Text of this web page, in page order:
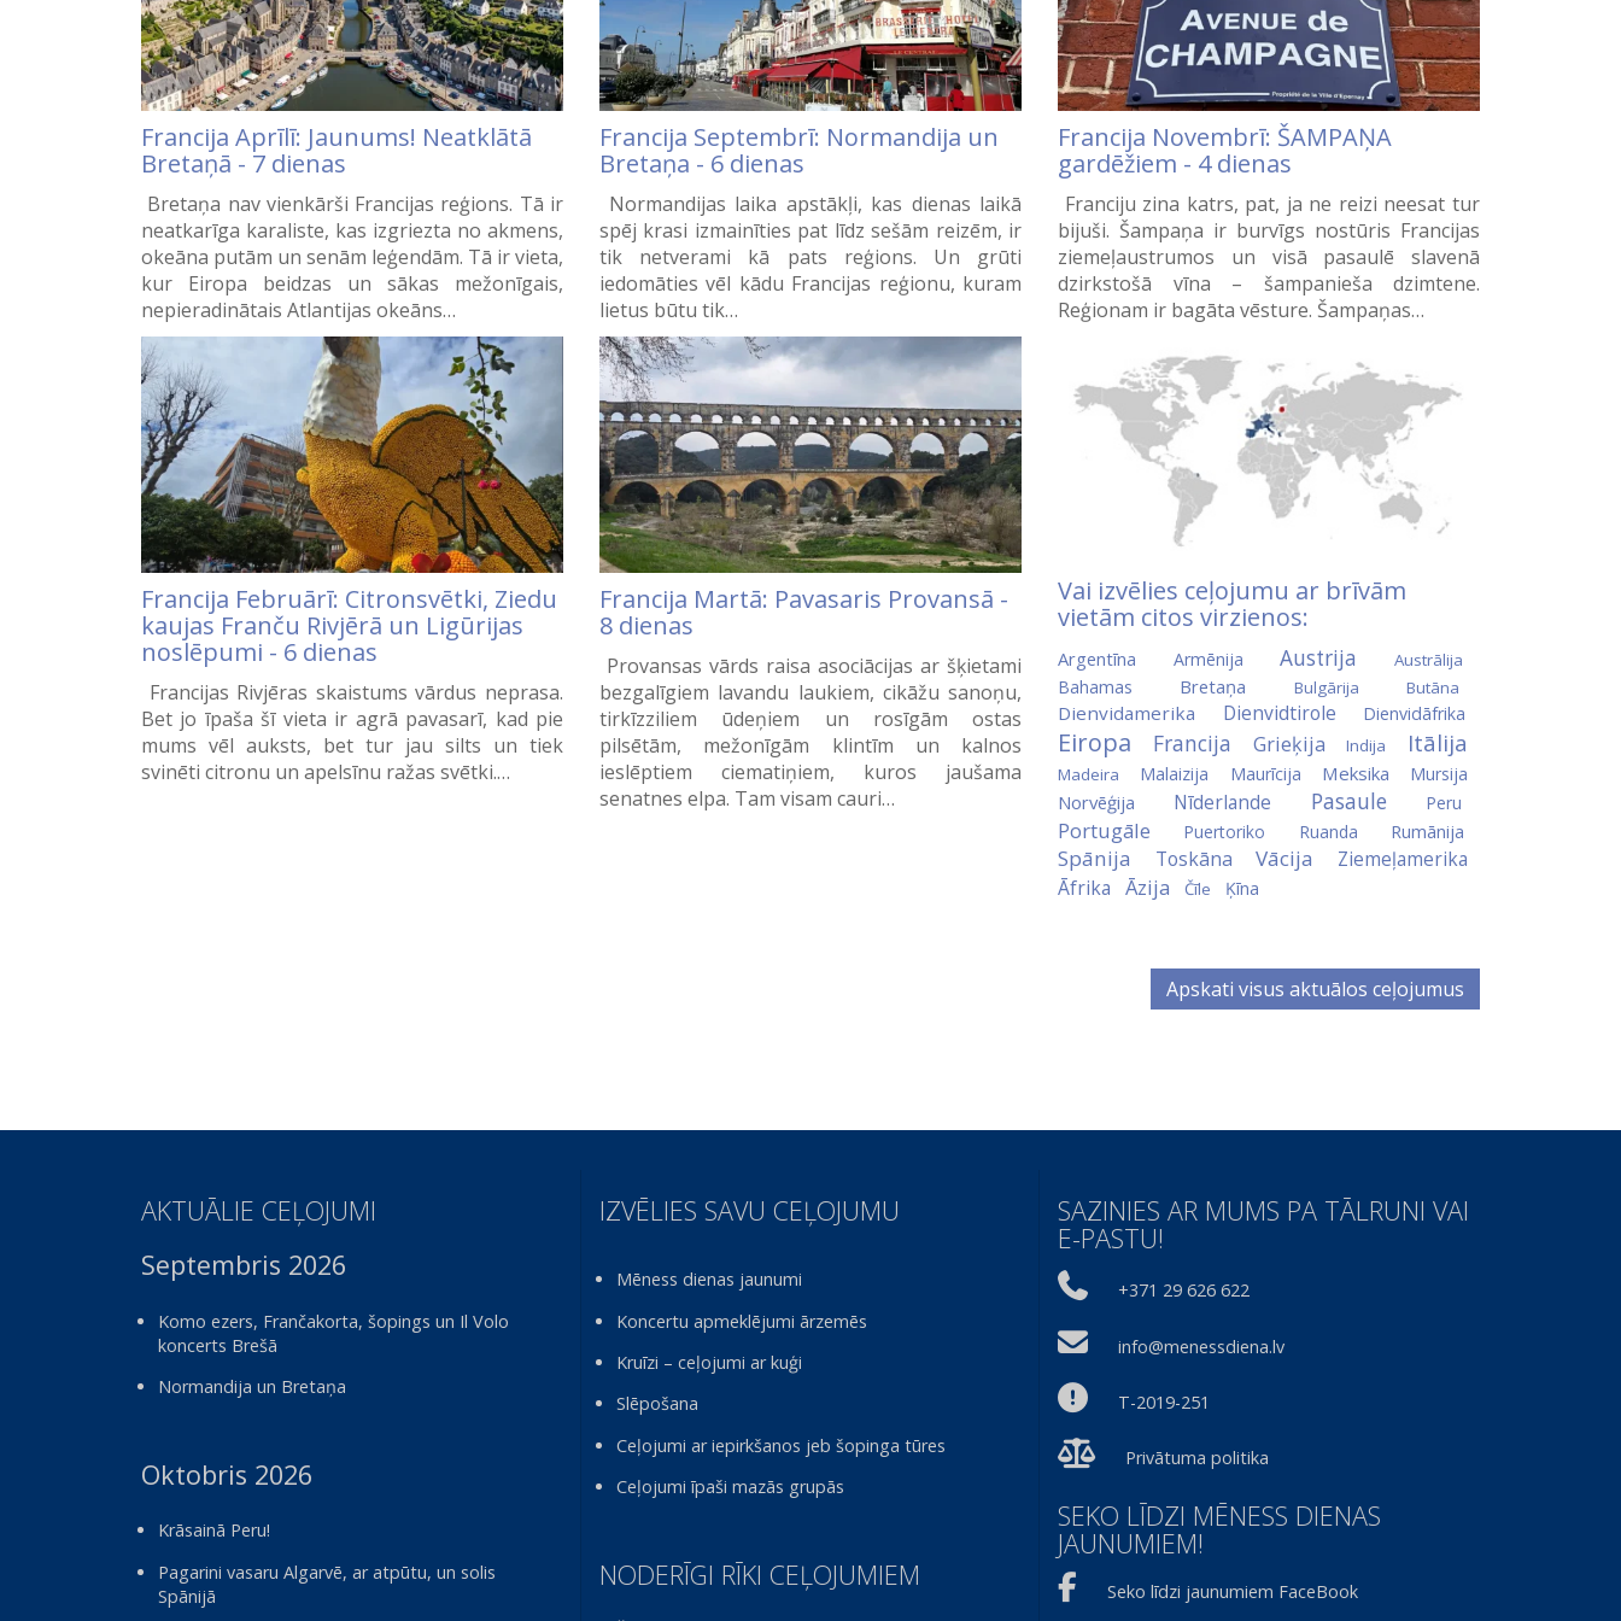
Francija Aprīlī: Jaunums! Neatklātā
Bretaņā - 7 dienas
Bretaņa nav vienkārši Francijas reģions. Tā ir
neatkarīga karaliste, kas izgriezta no akmens,
okeāna putām un senām leģendām. Tā ir vieta,
kur Eiropa beidzas un sākas mežonīgais,
nepieradinātais Atlantijas okeāns…
Francija Septembrī: Normandija un
Bretaņa - 6 dienas
Normandijas laika apstākļi, kas dienas laikā
spēj krasi izmainīties pat līdz sešām reizēm, ir
tik netverami kā pats reģions. Un grūti
iedomāties vēl kādu Francijas reģionu, kuram
lietus būtu tik…
Francija Novembrī: ŠAMPAŅA
gardēžiem - 4 dienas
Franciju zina katrs, pat, ja ne reizi neesat tur
bijuši. Šampaņa ir burvīgs nostūris Francijas
ziemeļaustrumos un visā pasaulē slavenā
dzirkstošā vīna – šampanieša dzimtene.
Reģionam ir bagāta vēsture. Šampaņas…
Francija Februārī: Citronsvētki, Ziedu
kaujas Franču Rivjērā un Ligūrijas
noslēpumi - 6 dienas
Francijas Rivjēras skaistums vārdus neprasa.
Bet jo īpaša šī vieta ir agrā pavasarī, kad pie
mums vēl auksts, bet tur jau silts un tiek
svinēti citronu un apelsīnu ražas svētki.…
Francija Martā: Pavasaris Provansā -
8 dienas
Provansas vārds raisa asociācijas ar šķietami
bezgalīgiem lavandu laukiem, cikāžu sanoņu,
tirkīzziliem ūdeņiem un rosīgām ostas
pilsētām, mežonīgām klintīm un kalnos
ieslēptiem ciematiņiem, kuros jaušama
senatnes elpa. Tam visam cauri…
Vai izvēlies ceļojumu ar brīvām
vietām citos virzienos:
Argentīna Armēnija Austrija Austrālija
Bahamas Bretaņa Bulgārija Butāna
Dienvidamerika Dienvidtirole Dienvidāfrika
Eiropa Francija Grieķija Indija Itālija
Madeira Malaizija Maurīcija Meksika Mursija
Norvēģija Nīderlande Pasaule Peru
Portugāle Puertoriko Ruanda Rumānija
Spānija Toskāna Vācija
Ziemeļamerika
Āfrika Āzija Čīle Ķīna
Apskati visus aktuālos ceļojumus
AKTUĀLIE CEĻOJUMI
Septembris 2026
Komo ezers, Frančakorta, šopings un Il Volo
koncerts Brešā
Normandija un Bretaņa
Oktobris 2026
Krāsainā Peru!
Pagarini vasaru Algarvē, ar atpūtu, un solis
Spānijā
IZVĒLIES SAVU CEĻOJUMU
Mēness dienas jaunumi
Koncertu apmeklējumi ārzemēs
Kruīzi – ceļojumi ar kuģi
Slēpošana
Ceļojumi ar iepirkšanos jeb šopinga tūres
Ceļojumi īpaši mazās grupās
NODERĪGI RĪKI CEĻOJUMIEM
SAZINIES AR MUMS PA TĀLRUNI VAI
E-PASTU!
+371 29 626 622
info@menessdiena.lv
T-2019-251
Privātuma politika
SEKO LĪDZI MĒNESS DIENAS
JAUNUMIEM!
Seko līdzi jaunumiem FaceBook